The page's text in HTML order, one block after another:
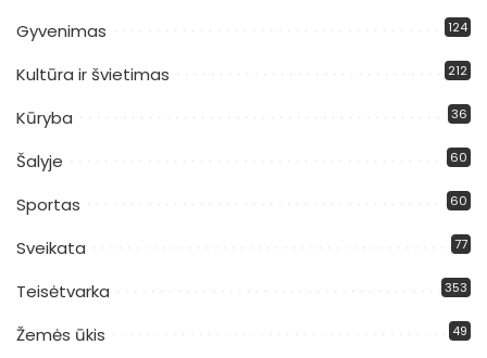
Gyvenimas 124
Kultūra ir švietimas 212
Kūryba 36
Šalyje 60
Sportas 60
Sveikata 77
Teisėtvarka 353
Žemės ūkis 49